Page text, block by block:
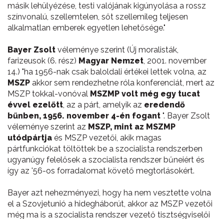
másik lehülyézése, testi valójának kigúnyolása a rossz
színvonalú, szellemtelen, sőt szellemileg teljesen
alkalmatlan emberek egyetlen lehetősége."
Bayer Zsolt véleménye szerint (Új moralisták,
farizeusok (6. rész) Magyar Nemzet, 2001. november
14.) "ha 1956-nak csak baloldali értékei lettek volna, az
MSZP akkor sem rendezhetne róla konferenciát, mert az
MSZP tokkal-vonóval MSZMP volt még egy tucat
évvel ezelőtt, az a párt, amelyik az eredendő
bűnben, 1956. november 4-én fogant ". Bayer Zsolt
véleménye szerint az MSZP, mint az MSZMP
utódpártja és MSZP vezetői, akik magas
pártfunkciókat töltöttek be a szocialista rendszerben
ugyanúgy felelősek a szocialista rendszer bűneiért és
így az '56-os forradalomat követő megtorlásokért.
Bayer azt nehezményezi, hogy ha nem vesztette volna
el a Szovjetunió a hidegháborút, akkor az MSZP vezetői
még ma is a szocialista rendszer vezető tisztségviselői